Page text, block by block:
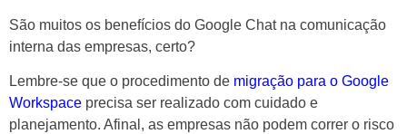
São muitos os benefícios do Google Chat na comunicação
interna das empresas, certo?
Lembre-se que o procedimento de migração para o Google
Workspace precisa ser realizado com cuidado e
planejamento. Afinal, as empresas não podem correr o risco